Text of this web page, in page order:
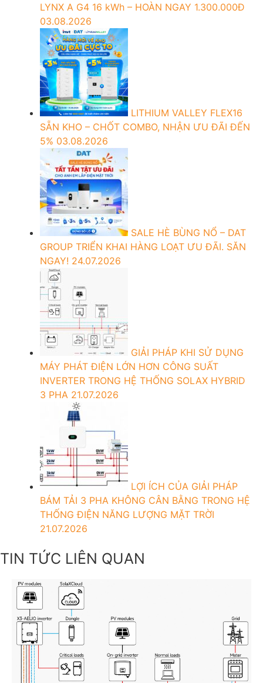
LYNX A G4 16 kWh – HOÀN NGAY 1.300.000Đ
03.08.2026
LITHIUM VALLEY FLEX16
SẴN KHO – CHỐT COMBO, NHẬN ƯU ĐÃI ĐẾN
5% 03.08.2026
SALE HÈ BÙNG NỔ – DAT
GROUP TRIỂN KHAI HÀNG LOẠT ƯU ĐÃI. SĂN
NGAY! 24.07.2026
GIẢI PHÁP KHI SỬ DỤNG
MÁY PHÁT ĐIỆN LỚN HƠN CÔNG SUẤT
INVERTER TRONG HỆ THỐNG SOLAX HYBRID
3 PHA 21.07.2026
LỢI ÍCH CỦA GIẢI PHÁP
BÁM TẢI 3 PHA KHÔNG CÂN BẰNG TRONG HỆ
THỐNG ĐIỆN NĂNG LƯỢNG MẶT TRỜI
21.07.2026
TIN TỨC LIÊN QUAN